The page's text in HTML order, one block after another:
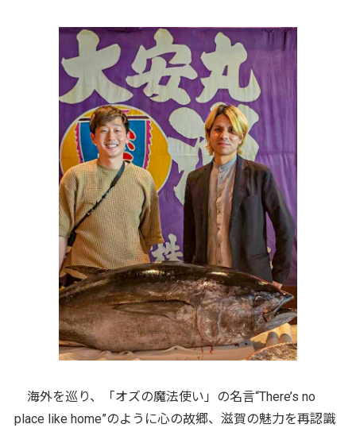
海外を巡り、「オズの魔法使い」の名言“There’s no
place like home”のように心の故郷、滋賀の魅力を再認識